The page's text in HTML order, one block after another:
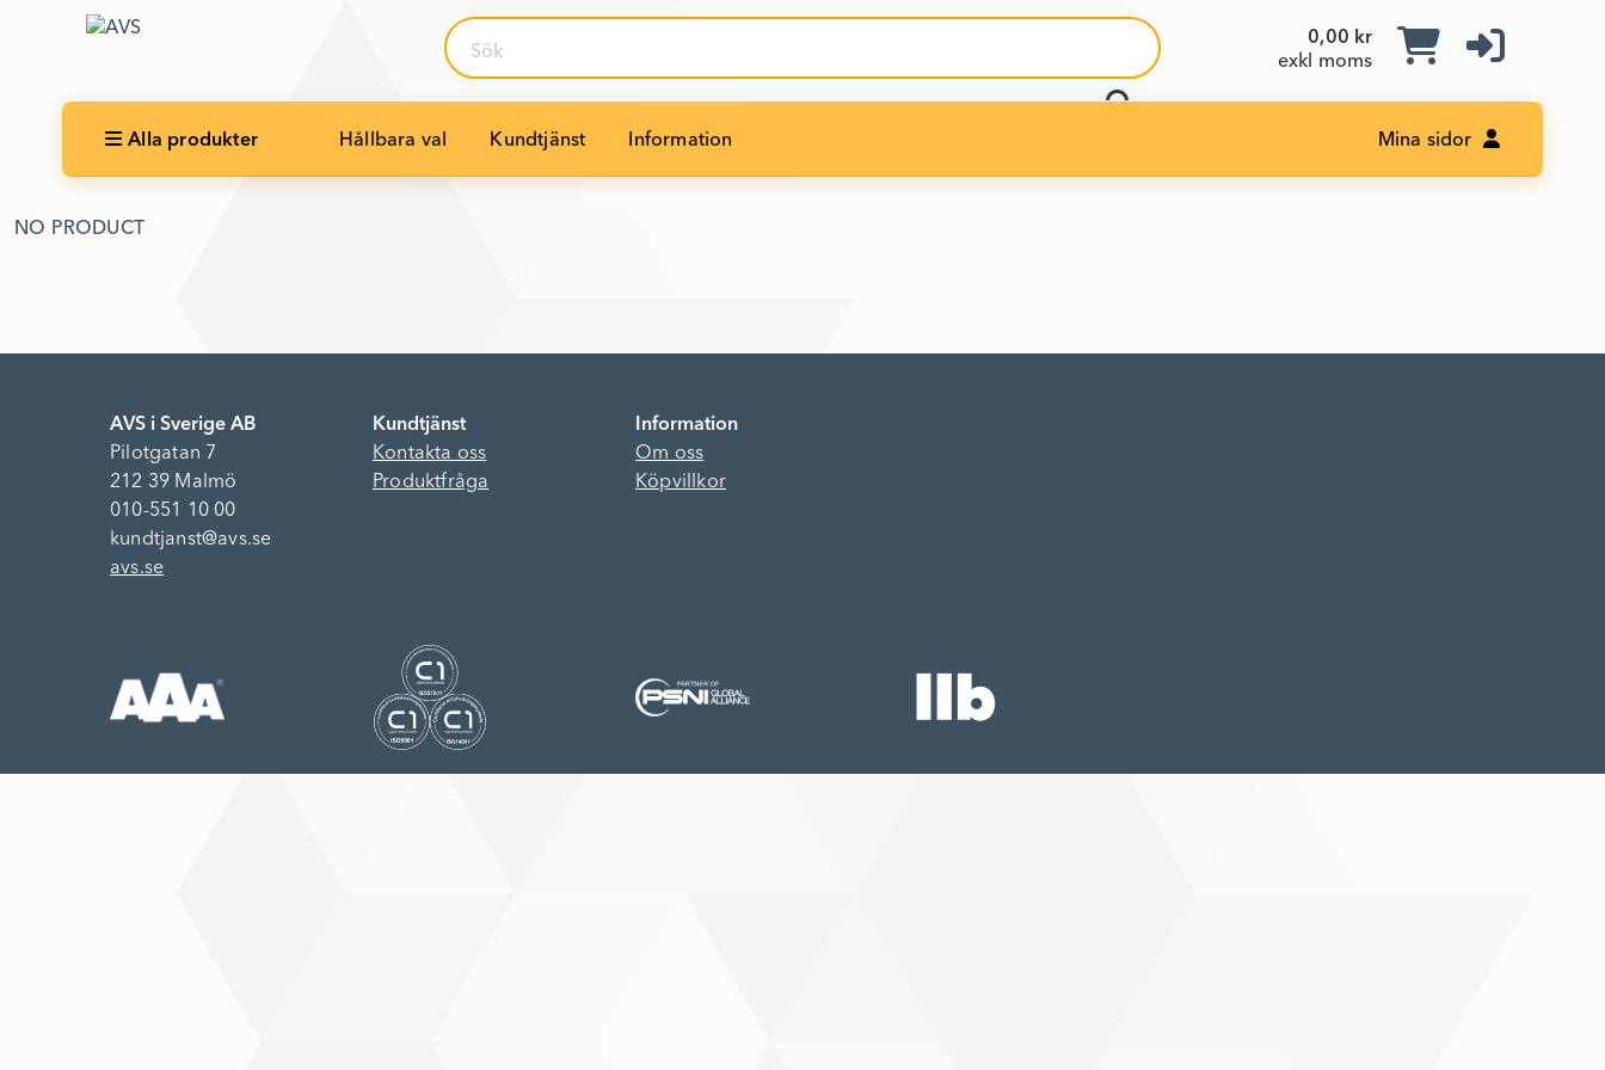
0,00 kr
exkl moms
Sök
Alla produkter Hållbara val Kundtjänst Information Mina sidor
NO PRODUCT
AVS i Sverige AB
Pilotgatan 7
212 39 Malmö
010-551 10 00
kundtjanst@avs.se
avs.se
Kundtjänst
Kontakta oss
Produktfråga
Information
Om oss
Köpvillkor